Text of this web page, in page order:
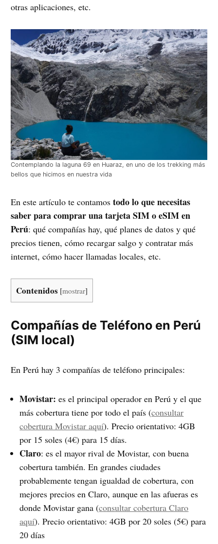
otras aplicaciones, etc.
Contemplando la laguna 69 en Huaraz, en uno de los trekking más
bellos que hicimos en nuestra vida
En este artículo te contamostodo lo que necesitas
saber para comprar una tarjeta SIM o eSIM en
Perú: qué compañías hay, qué planes de datos y qué
precios tienen, cómo recargar salgo y contratar más
internet, cómo hacer llamadas locales, etc.
Contenidos [mostrar]
Compañías de Teléfono en Perú
(SIM local)
En Perú hay 3 compañías de teléfono principales:
Movistar: es el principal operador en Perú y el que
más cobertura tiene por todo el país (consultar
cobertura Movistar aquí). Precio orientativo: 4GB
por 15 soles (4€) para 15 días.
Claro: es el mayor rival de Movistar, con buena
cobertura también. En grandes ciudades
probablemente tengan igualdad de cobertura, con
mejores precios en Claro, aunque en las afueras es
donde Movistar gana (consultar cobertura Claro
aquí). Precio orientativo: 4GB por 20 soles (5€) para
20 días